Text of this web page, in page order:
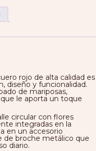
rojo de alta calidad es
diseño y funcionalidad.
de mariposas,
le aporta un toque
circular con flores
integradas en la
en un accesorio
de broche metálico que
diario.